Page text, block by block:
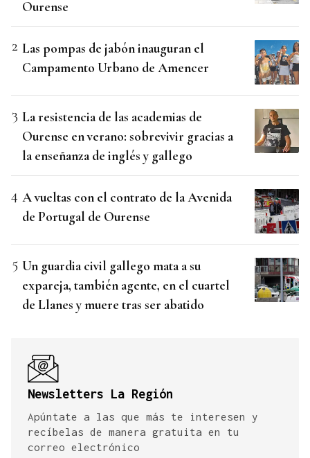
Ourense
Las pompas de jabón inauguran el
Campamento Urbano de Amencer
La resistencia de las academias de
Ourense en verano: sobrevivir gracias a
la enseñanza de inglés y gallego
A vueltas con el contrato de la Avenida
de Portugal de Ourense
Un guardia civil gallego mata a su
expareja, también agente, en el cuartel
de Llanes y muere tras ser abatido
Newsletters La Región
Apúntate a las que más te interesen y
recíbelas de manera gratuita en tu
correo electrónico